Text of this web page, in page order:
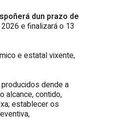
dun prazo de
e finalizará o 13
e estatal vixente,
dende a
alcance, contido,
establecer os